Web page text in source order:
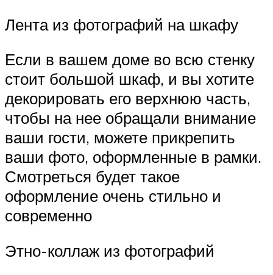
Лента из фотографий на шкафу
Если в вашем доме во всю стенку
стоит большой шкаф, и вы хотите
декорировать его верхнюю часть,
чтобы на нее обращали внимание
ваши гости, можете прикрепить
ваши фото, оформленные в рамки.
Смотреться будет такое
оформление очень стильно и
современно
Этно-коллаж из фотографий